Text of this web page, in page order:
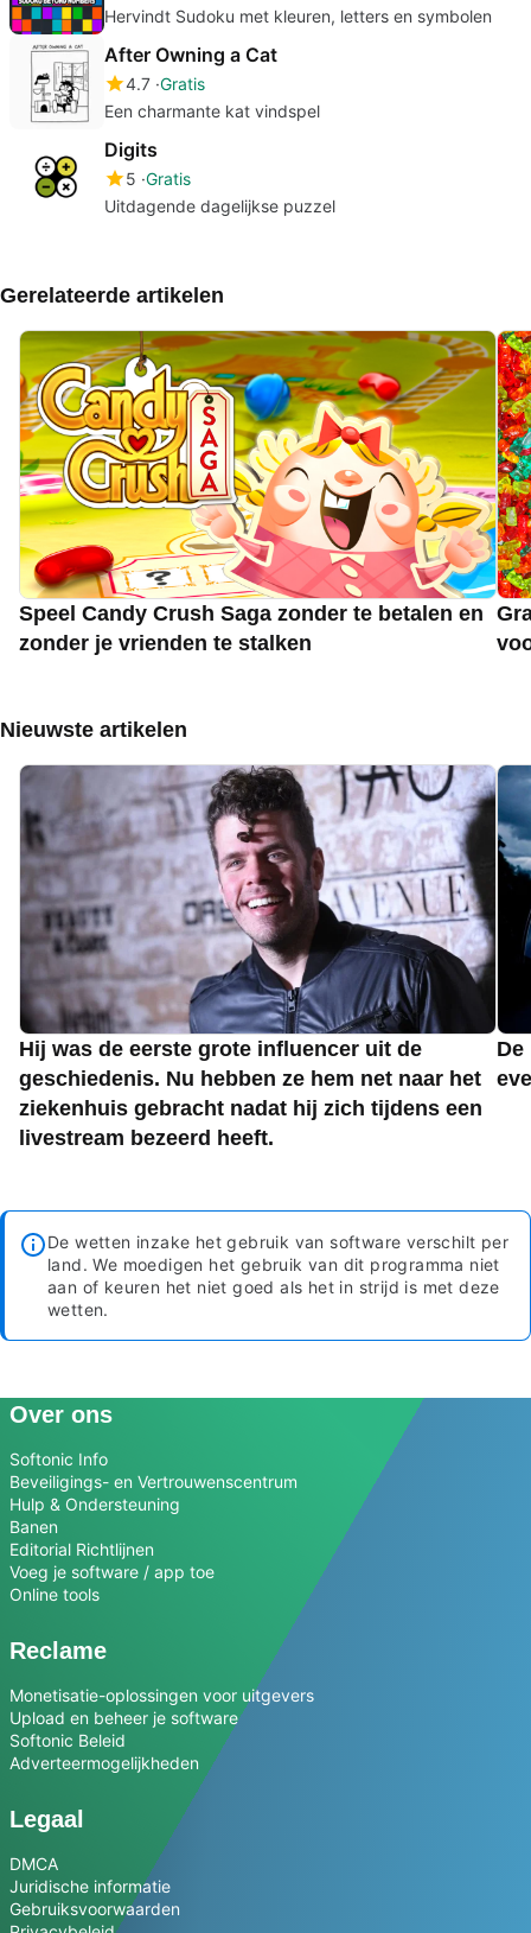
Hervindt Sudoku met kleuren, letters en symbolen
After Owning a Cat
4.7 Gratis
Een charmante kat vindspel
Digits
5 Gratis
Uitdagende dagelijkse puzzel
Gerelateerde artikelen
Speel Candy Crush Saga zonder te betalen en
zonder je vrienden te stalken
Nieuwste artikelen
Hij was de eerste grote influencer uit de
geschiedenis. Nu hebben ze hem net naar het
ziekenhuis gebracht nadat hij zich tijdens een
livestream bezeerd heeft.
De wetten inzake het gebruik van software verschilt per
land. We moedigen het gebruik van dit programma niet
aan of keuren het niet goed als het in strijd is met deze
wetten.
Over ons
Softonic Info
Beveiligings- en Vertrouwenscentrum
Hulp & Ondersteuning
Banen
Editorial Richtlijnen
Voeg je software / app toe
Online tools
Reclame
Monetisatie-oplossingen voor uitgevers
Upload en beheer je software
Softonic Beleid
Adverteermogelijkheden
Legaal
DMCA
Juridische informatie
Gebruiksvoorwaarden